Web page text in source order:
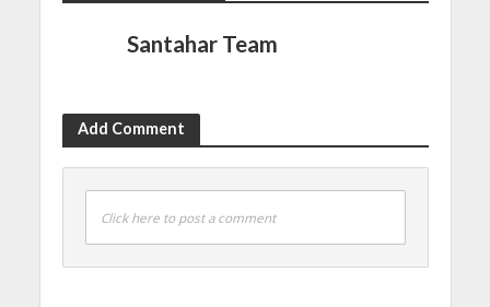
Santahar Team
Add Comment
Click here to post a comment